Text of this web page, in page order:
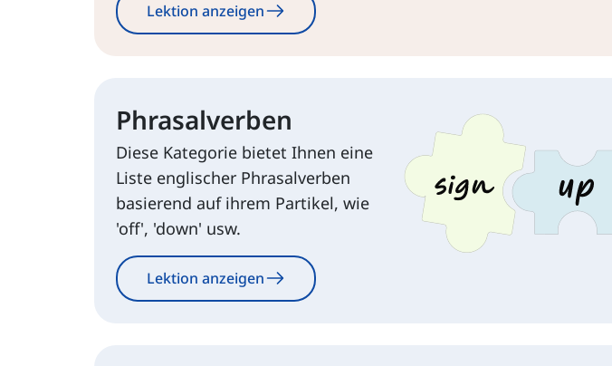
Lektion anzeigen
Phrasalverben
Diese Kategorie bietet Ihnen eine
Liste englischer Phrasalverben
basierend auf ihrem Partikel, wie
'off', 'down' usw.
Lektion anzeigen